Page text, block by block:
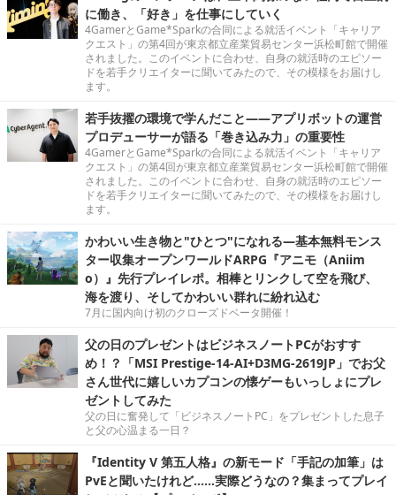
に働き、「好き」を仕事にしていく
4GamerとGame*Sparkの合同による就活イベント「キャリア
クエスト」の第4回が東京都立産業貿易センター浜松町館で開催
されました。このイベントに合わせ、自身の就活時のエピソー
ドを若手クリエイターに聞いてみたので、その模様をお届けし
ます。
若手抜擢の環境で学んだこと――アプリボットの運営
プロデューサーが語る「巻き込み力」の重要性
4GamerとGame*Sparkの合同による就活イベント「キャリア
クエスト」の第4回が東京都立産業貿易センター浜松町館で開催
されました。このイベントに合わせ、自身の就活時のエピソー
ドを若手クリエイターに聞いてみたので、その模様をお届けし
ます。
かわいい生き物と"ひとつ"になれる―基本無料モンス
ター収集オープンワールドARPG『アニモ（Aniim
o）』先行プレイレポ。相棒とリンクして空を飛び、
海を渡り、そしてかわいい群れに紛れ込む
7月に国内向け初のクローズドベータ開催！
父の日のプレゼントはビジネスノートPCがおすす
め！？「MSI Prestige-14-AI+D3MG-2619JP」でお父
さん世代に嬉しいカプコンの懐ゲーもいっしょにプレ
ゼントしてみた
父の日に奮発して「ビジネスノートPC」をプレゼントした息子
と父の心温まる一日？
『Identity V 第五人格』の新モード「手記の加筆」は
PvEと聞いたけれど……実際どうなの？集まってプレイ